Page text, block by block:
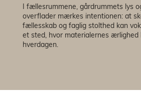
I fællesrummene, gårdrummets lys
overflader mærkes intentionen: at
fællesskab og faglig stolthed kan
et sted, hvor materialernes ærlighed
hverdagen.